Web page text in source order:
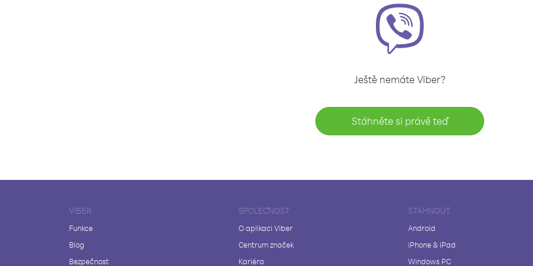
Ještě nemáte Viber?
Stáhněte si právě teď
VIBER
Funkce
Blog
Bezpečnost
SPOLEČNOST
O aplikaci Viber
Centrum značek
Kariéra
STÁHNOUT
Android
iPhone & iPad
Windows PC